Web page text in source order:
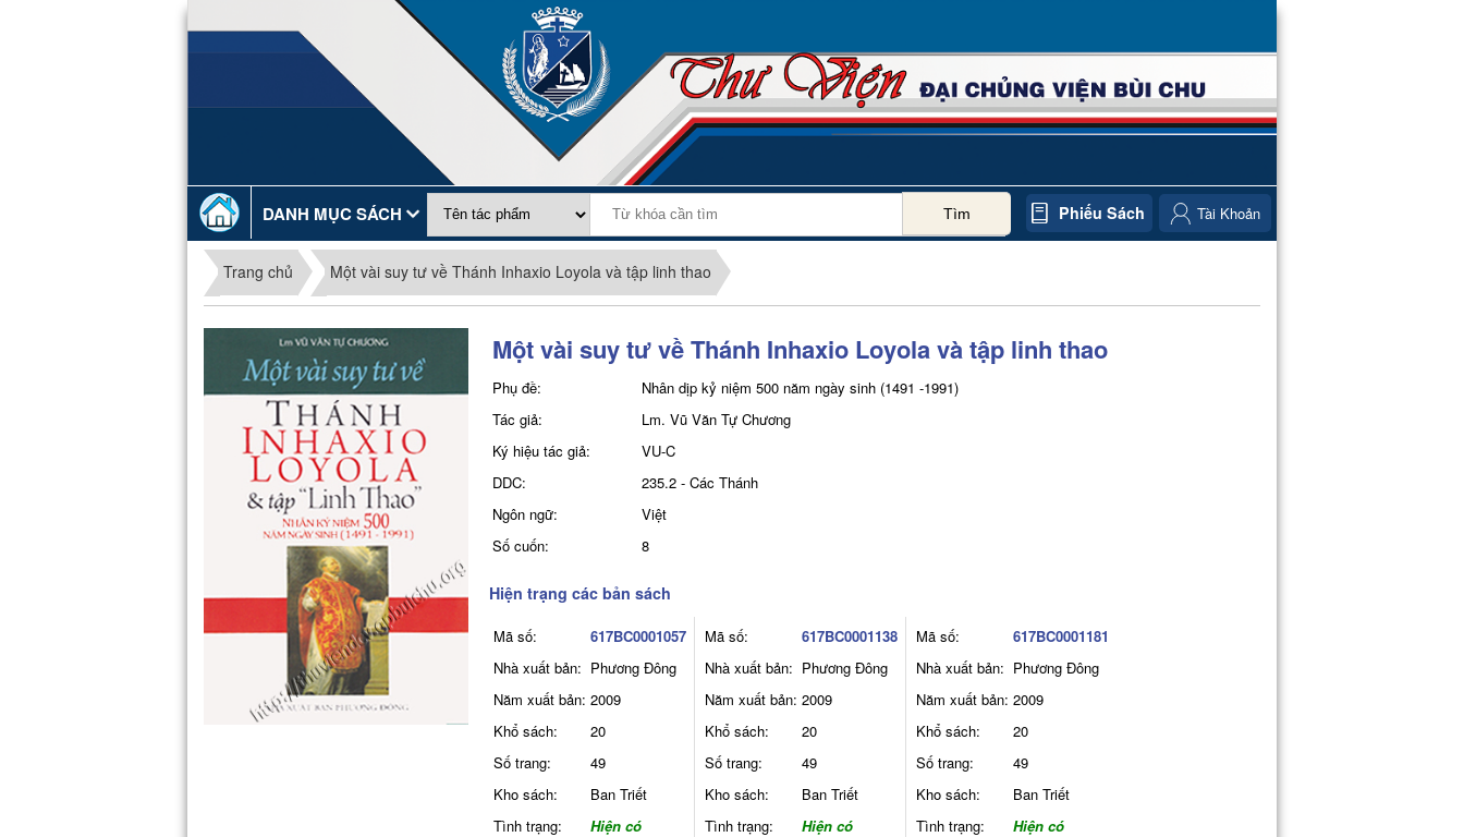
DANH MỤC SÁCH Tìm Phiếu Sách Tài Khoản
Trang chủ Một vài suy tư về Thánh Inhaxio Loyola và tập linh thao
Một vài suy tư về Thánh Inhaxio Loyola và tập linh thao
Phụ đề:
Nhân dịp kỷ niệm 500 năm ngày sinh (1491 -1991)
Tác giả:
Lm. Vũ Văn Tự Chương
Ký hiệu tác giả:
VU-C
DDC:
235.2 - Các Thánh
Ngôn ngữ:
Việt
Số cuốn:
8
Hiện trạng các bản sách
Mã số:
617BC0001057
Nhà xuất bản: Phương Đông
Năm xuất bản: 2009
Khổ sách:
20
Số trang:
49
Kho sách:
Ban Triết
Tình trạng:
Hiện có
Mã số:
617BC0001138
Nhà xuất bản: Phương Đông
Năm xuất bản: 2009
Khổ sách:
20
Số trang:
49
Kho sách:
Ban Triết
Tình trạng:
Hiện có
Mã số:
617BC0001181
Nhà xuất bản: Phương Đông
Năm xuất bản: 2009
Khổ sách:
20
Số trang:
49
Kho sách:
Ban Triết
Tình trạng:
Hiện có